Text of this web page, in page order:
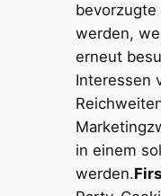
werden,
erneut
Interessen
in einem
werden.